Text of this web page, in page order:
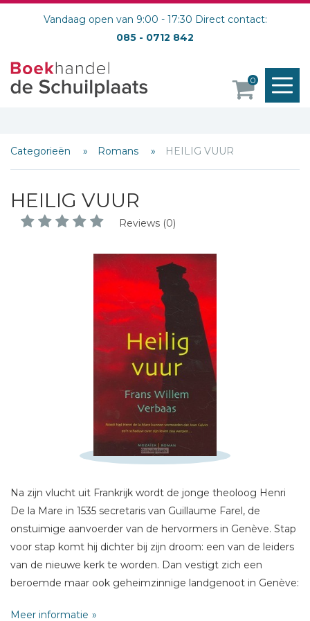
Vandaag open van 9:00 - 17:30 Direct contact:
085 - 0712 842
0
Categorieën Romans HEILIG VUUR
HEILIG VUUR
Reviews (0)
Na zijn vlucht uit Frankrijk wordt de jonge theoloog Henri
De la Mare in 1535 secretaris van Guillaume Farel, de
onstuimige aanvoerder van de hervormers in Genève. Stap
voor stap komt hij dichter bij zijn droom: een van de leiders
van de nieuwe kerk te worden. Dan vestigt zich een
beroemde maar ook geheimzinnige landgenoot in Genève:
Meer informatie
Schrijf hieronder je review!
Titel *
Bericht *